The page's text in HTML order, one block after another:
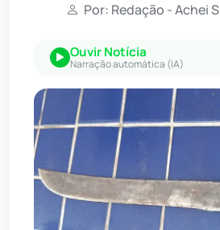
Por: Redação - Achei
Ouvir Notícia
Narração automática (IA)